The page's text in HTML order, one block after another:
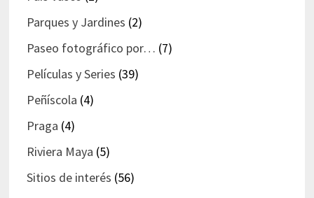
Parques y Jardines (2)
Paseo fotográfico por… (7)
Películas y Series (39)
Peñíscola (4)
Praga (4)
Riviera Maya (5)
Sitios de interés (56)